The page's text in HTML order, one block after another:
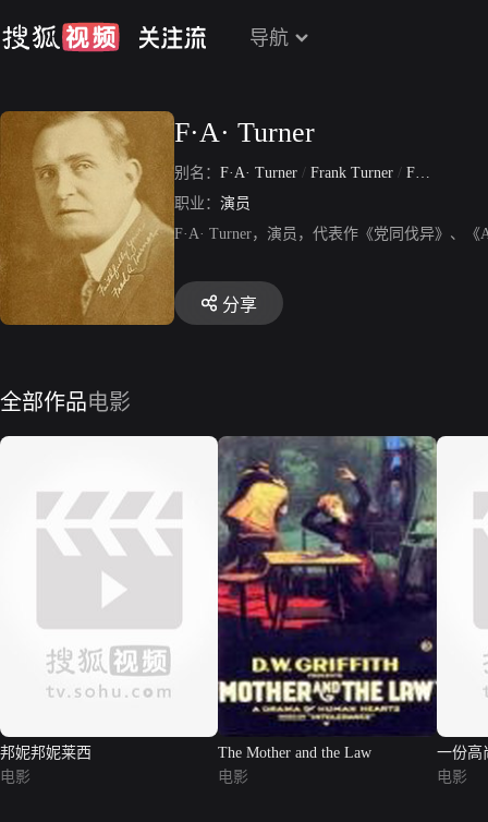
导航
F·A· Turner
别名： F·A· Turner / Frank Turner / Fred A· Turner
职业： 演员
F·A· Turner，演员，代表作《党同伐异》、《
分享
全部作品电影
邦妮邦妮莱西
电影
The Mother and the Law
电影
一份高
电影